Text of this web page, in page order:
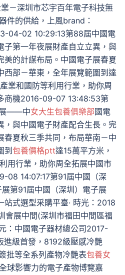
－深圳市芯宇百年電子科技無
件的供給，上風brand：
04-02 10:29:13第88屆中國電
第一年夜展財產自立立異，與
美的計謀布局。中國電子展春夏
西部－華東，全年展覽範圍到達
業和國防等利用行業，助你周
商機2016-09-07 13:48:53第
展——中女大生包養俱樂部國電
，與中國電子財產配合生長。完
春夏秋三季共同，布局華南－中
到 包養價格ptt達15萬平方米，
用行業，助你周全拓展中國市
08 14:07:17第91屆中國（深
第91屆中國（深圳）電子展
式選型采購平臺· 時光：2018
會展中間(深圳市福田中間區福
：中國電子器材總公司2017-
級首發，8192級壓感冷艷
批等全系列產物冷艷表包養女
球影響力的電子產物博覽嘉